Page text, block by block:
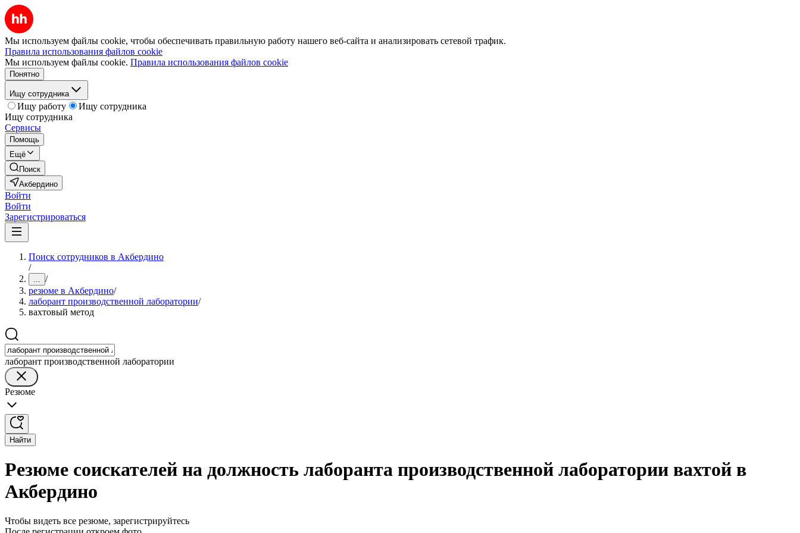
Мы используем файлы cookie, чтобы обеспечивать правильную работу нашего веб-сайта и анализировать сетевой трафик.
Правила использования файлов cookie
Мы используем файлы cookie. Правила использования файлов cookie
Понятно
Ищу сотрудника
Ищу работу
Ищу сотрудника
Ищу сотрудника
Сервисы
Помощь
Ещё
Поиск
Акбердино
Войти
Войти
Зарегистрироваться
Поиск сотрудников в Акбердино
/
... /
резюме в Акбердино/
лаборант производственной лаборатории/
вахтовый метод
лаборант производственной лаборатории
Резюме
Найти
Резюме соискателей на должность лаборанта производственной лаборатории вахтой в
Акбердино
Чтобы видеть все резюме, зарегистрируйтесь